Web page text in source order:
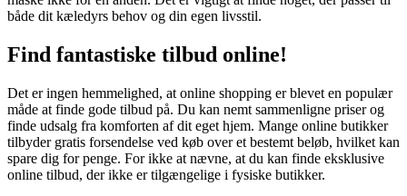
både dit kæledyrs behov og din egen livsstil.
Find fantastiske tilbud online!
Det er ingen hemmelighed, at online shopping er blevet en populær
måde at finde gode tilbud på. Du kan nemt sammenligne priser og
finde udsalg fra komforten af dit eget hjem. Mange online butikker
tilbyder gratis forsendelse ved køb over et bestemt beløb, hvilket kan
spare dig for penge. For ikke at nævne, at du kan finde eksklusive
online tilbud, der ikke er tilgængelige i fysiske butikker.